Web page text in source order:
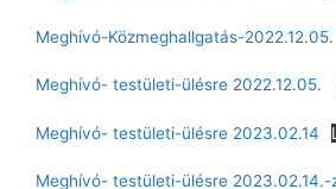
Meghívó-Közmeghallgatás-2022.12.05.
Meghívó- testületi-ülésre 2022.12.05.
Meghívó- testületi-ülésre 2023.02.14
Meghívó- testületi-ülésre 2023.02.14.-